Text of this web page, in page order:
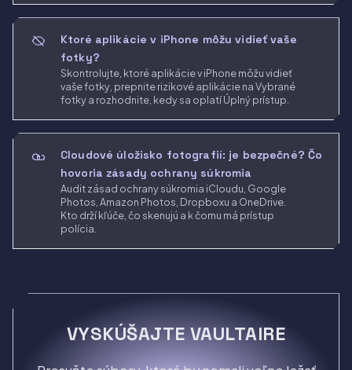
Ktoré aplikácie v iPhone môžu vidieť vaše
fotky?
Skontrolujte, ktoré aplikácie v iPhone môžu vidieť
vaše fotky, prepnite rizikové aplikácie na Vybrané
fotky a rozhodnite, kedy sa oplatí Úplný prístup.
Cloudové úložisko fotografií: je bezpečné? Čo
hovoria zásady ochrany súkromia
Audit zásad ochrany súkromia iCloudu, Google
Photos, Amazon Photos, Dropboxu a OneDrive.
Kto drží kľúče, čo skenujú a k čomu má prístup
polícia.
VYSKÚŠAJTE VAULTAIRE